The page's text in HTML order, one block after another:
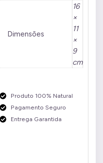
Dimensões
16
×
11
×
9
cm
Produto 100% Natural
Pagamento Seguro
Entrega Garantida